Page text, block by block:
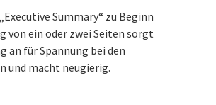
Summary“ zu Beginn
von ein oder zwei Seiten sorgt
an für Spannung bei den
und macht neugierig.